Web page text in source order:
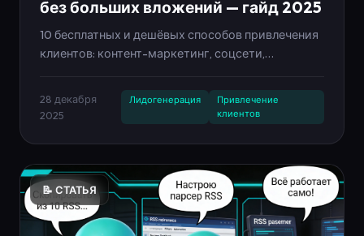
без больших вложений — гайд 2025
10 бесплатных и дешёвых способов привлечения
клиентов: контент-маркетинг, соцсети,
28 декабря
2025
Лидогенерация
Привлечение
клиентов
📝 СТАТЬЯ